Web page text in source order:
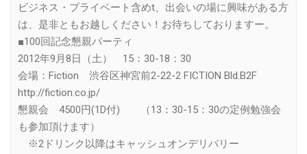
ビジネス・プライベート含めt、出会いの場に興味がある方
は、是非ともお越しください！お待ちしておりますー。
■100回記念懇親パーティ
2012年9月8日（土） 15：30-18：30
会場：Fiction 渋谷区神宮前2-22-2 FICTION Bld.B2F
http://fiction.co.jp/
懇親会 4500円(1D付) （13：30-15：30の定例勉強会
も参加頂けます）
※2ドリンク以降はキャッシュオンデリバリー